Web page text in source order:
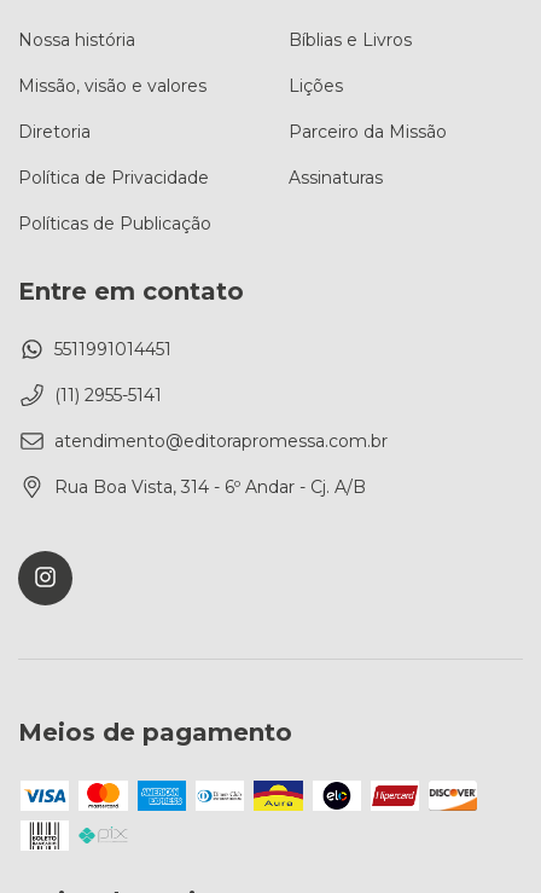
Nossa história
Missão, visão e valores
Diretoria
Política de Privacidade
Políticas de Publicação
Bíblias e Livros
Lições
Parceiro da Missão
Assinaturas
Entre em contato
5511991014451
(11) 2955-5141
atendimento@editorapromessa.com.br
Rua Boa Vista, 314 - 6º Andar - Cj. A/B
Meios de pagamento